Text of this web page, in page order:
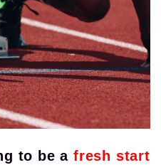
to be a fresh start